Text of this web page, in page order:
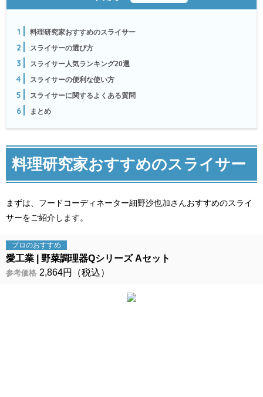
1 料理研究家おすすめのスライサー
2 スライサーの選び方
3 スライサー人気ランキング20選
4 スライサーの便利な使い方
5 スライサーに関するよくある質問
6 まとめ
料理研究家おすすめのスライサー
まずは、フードコーディネーター細野沙也加さんおすすめのスライ
サーをご紹介します。
プロのおすすめ
愛工業 野菜調理器Qシリーズ Aセット
参考価格 2,864円（税込）